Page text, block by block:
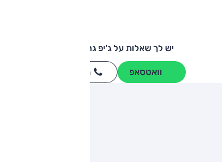
יש לך שאלות על ג'יפ גרנד צ'רוקי?
וואטסאפ חייגו
מותגים מתחרים